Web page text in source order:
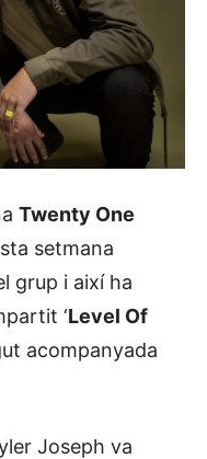
Twenty One
setmana
grup i així ha
‘Level Of
acompanyada
Joseph va